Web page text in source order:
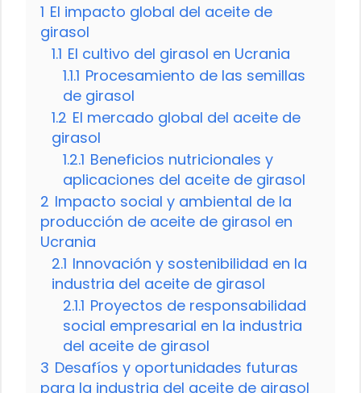
1 El impacto global del aceite de
girasol
1.1 El cultivo del girasol en Ucrania
1.1.1 Procesamiento de las semillas
de girasol
1.2 El mercado global del aceite de
girasol
1.2.1 Beneficios nutricionales y
aplicaciones del aceite de girasol
2 Impacto social y ambiental de la
producción de aceite de girasol en
Ucrania
2.1 Innovación y sostenibilidad en la
industria del aceite de girasol
2.1.1 Proyectos de responsabilidad
social empresarial en la industria
del aceite de girasol
3 Desafíos y oportunidades futuras
para la industria del aceite de girasol